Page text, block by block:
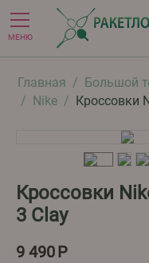
МЕНЮ
Главная / Большой
/ Nike / Кроссовки
Кроссовки
3 Clay
9 490Р